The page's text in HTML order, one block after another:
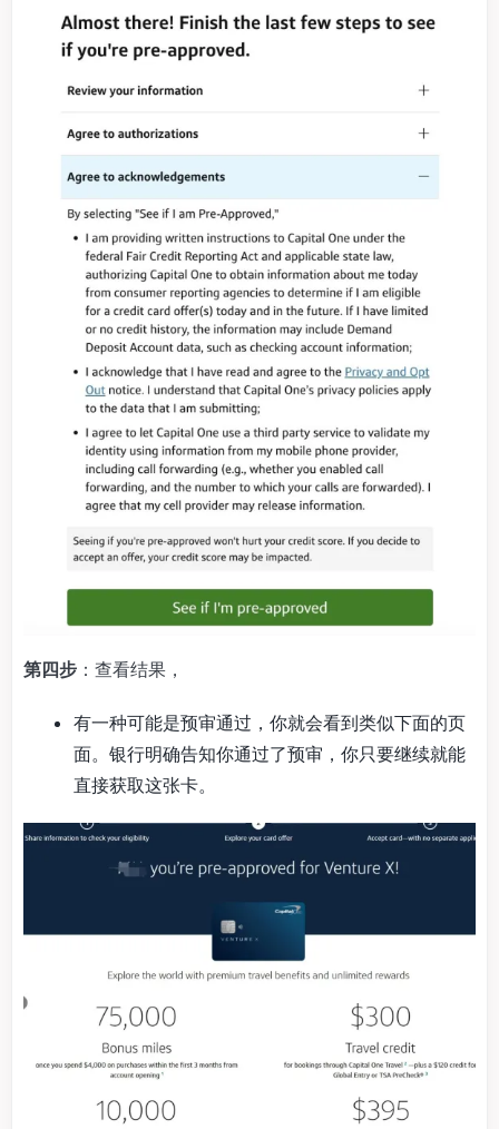
第四步 ：查看结果，
有一种可能是预审通过，你就会看到类似下面的页
面。银行明确告知你通过了预审，你只要继续就能
直接获取这张卡。